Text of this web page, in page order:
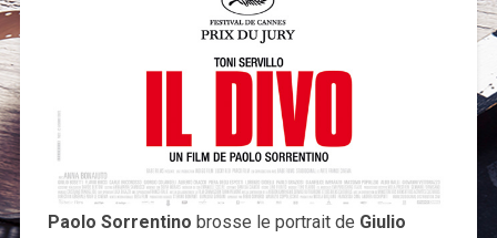
Paolo Sorrentino brosse le portrait de Giulio